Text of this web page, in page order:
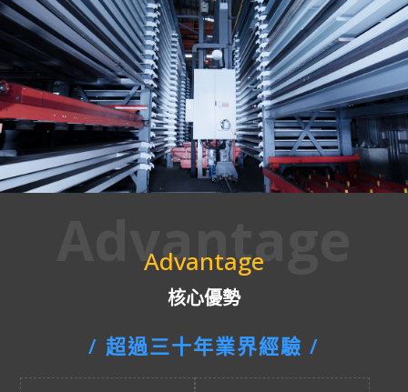
Advantage
Advantage
核心優勢
/ 超過三十年業界經驗 /